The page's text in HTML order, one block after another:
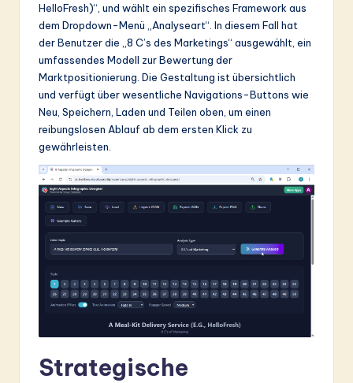
In
o
HelloFresh)“, und wählt ein spezifisches Framework aus
dem Dropdown-Menü „Analyseart“. In diesem Fall hat
der Benutzer die „8 C’s des Marketings“ ausgewählt, ein
umfassendes Modell zur Bewertung der
Marktpositionierung. Die Gestaltung ist übersichtlich
und verfügt über wesentliche Navigations-Buttons wie
Neu, Speichern, Laden und Teilen oben, um einen
reibungslosen Ablauf ab dem ersten Klick zu
gewährleisten.
Strategische